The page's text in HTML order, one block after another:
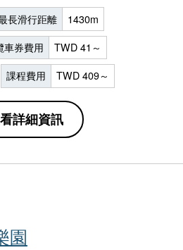
長滑行距離 1430m
車券費用 TWD 41～
課程費用 TWD 409～
詳細資訊
園